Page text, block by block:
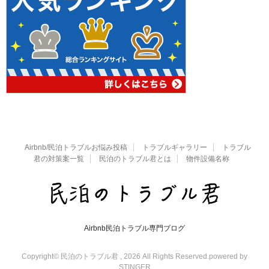
Airbnb/民泊トラブルお悩み投稿 トラブルギャラリー
トラブル
君の対策案一覧
民泊のトラブル君とは 物件設備名称
Airbnb民泊トラブル専門ブログ
Copyright© 民泊のトラブル君 , 2026 All Rights Reserved.powered by
STINGER